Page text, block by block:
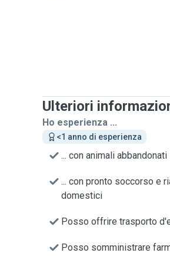
Ulteriori
Ho esperienza ...
<1 anno di esperienza
... con animali abbandonati
... con pronto soccorso e
domestici
Posso offrire trasporto
Posso somministrare